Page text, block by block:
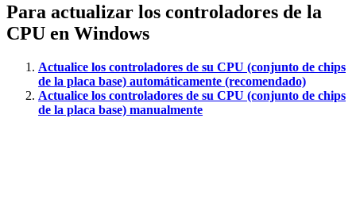
Para actualizar los controladores de la
CPU en Windows
Actualice los controladores de su CPU (conjunto de chips
de la placa base) automáticamente (recomendado)
Actualice los controladores de su CPU (conjunto de chips
de la placa base) manualmente